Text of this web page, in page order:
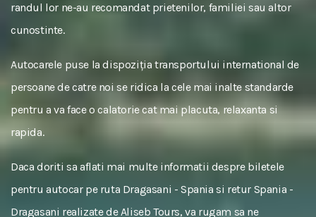
randul lor ne-au recomandat prietenilor, familiei sau altor
cunostinte.
Autocarele puse la dispoziția transportului international de
persoane de catre noi se ridica la cele mai inalte standarde
pentru a va face o calatorie cat mai placuta, relaxanta si
rapida.
Daca doriti sa aflati mai multe informatii despre biletele
pentru autocar pe ruta Dragasani - Spania si retur Spania -
Dragasani realizate de Aliseb Tours, va rugam sa ne